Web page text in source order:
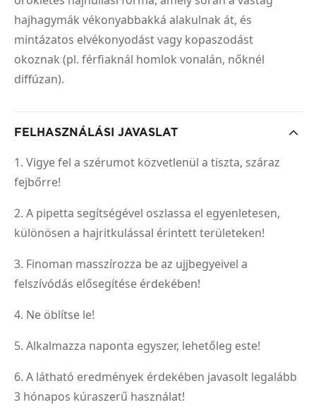
hajhagymák vékonyabbakká alakulnak át, és
mintázatos elvékonyodást vagy kopaszodást
okoznak (pl. férfiaknál homlok vonalán, nőknél
diffúzan).
FELHASZNÁLÁSI JAVASLAT
1. Vigye fel a szérumot közvetlenül a tiszta, száraz
fejbőrre!
2. A pipetta segítségével oszlassa el egyenletesen,
különösen a hajritkulással érintett területeken!
3. Finoman masszírozza be az ujjbegyeivel a
felszívódás elősegítése érdekében!
4. Ne öblítse le!
5. Alkalmazza naponta egyszer, lehetőleg este!
6. A látható eredmények érdekében javasolt legalább
3 hónapos kúraszerű használat!